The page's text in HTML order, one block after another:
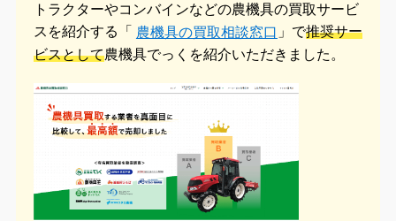
トラクターやコンバインなどの農機具の買取サービ
スを紹介する「 農機具の買取相談窓口 」で推奨サー
ビスとして農機具でっくを紹介いただきました。